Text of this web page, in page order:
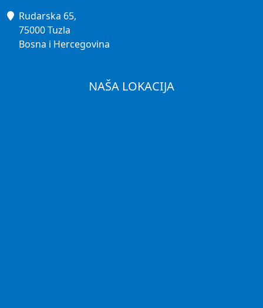
Rudarska 65,
75000 Tuzla
Bosna i Hercegovina
NAŠA LOKACIJA